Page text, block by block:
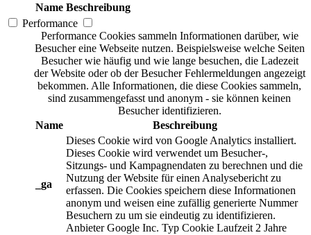
Name Beschreibung
Performance
Performance Cookies sammeln Informationen darüber, wie
Besucher eine Webseite nutzen. Beispielsweise welche Seiten
Besucher wie häufig und wie lange besuchen, die Ladezeit
der Website oder ob der Besucher Fehlermeldungen angezeigt
bekommen. Alle Informationen, die diese Cookies sammeln,
sind zusammengefasst und anonym - sie können keinen
Besucher identifizieren.
Name
Beschreibung
_ga
Dieses Cookie wird von Google Analytics installiert.
Dieses Cookie wird verwendet um Besucher-,
Sitzungs- und Kampagnendaten zu berechnen und die
Nutzung der Website für einen Analysebericht zu
erfassen. Die Cookies speichern diese Informationen
anonym und weisen eine zufällig generierte Nummer
Besuchern zu um sie eindeutig zu identifizieren.
Anbieter Google Inc. Typ Cookie Laufzeit 2 Jahre